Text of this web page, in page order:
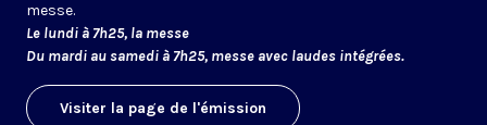
messe.
Le lundi à 7h25, la messe
Du mardi au samedi à 7h25, messe avec laudes intégrées.
Visiter la page de l'émission